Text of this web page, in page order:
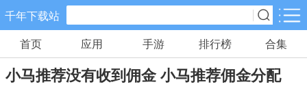
千年下载站
手游分类 应用分类
卡牌回合
休闲益智
角色扮演
首页 应用 手游 排行榜 合集
小马推荐没有收到佣金 小马推荐佣金分配